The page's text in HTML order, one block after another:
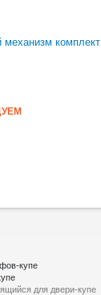
механизм комплект
купе
для двери-купе